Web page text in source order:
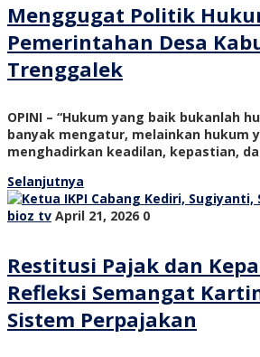
Menggugat Politik
Pemerintahan Desa
Trenggalek
OPINI – “Hukum yang baik bukanlah
banyak mengatur, melainkan hukum
menghadirkan keadilan, kepastian,
Selanjutnya
bioz tv April 21, 2026 0
Restitusi Pajak dan
Refleksi Semangat
Sistem Perpajakan